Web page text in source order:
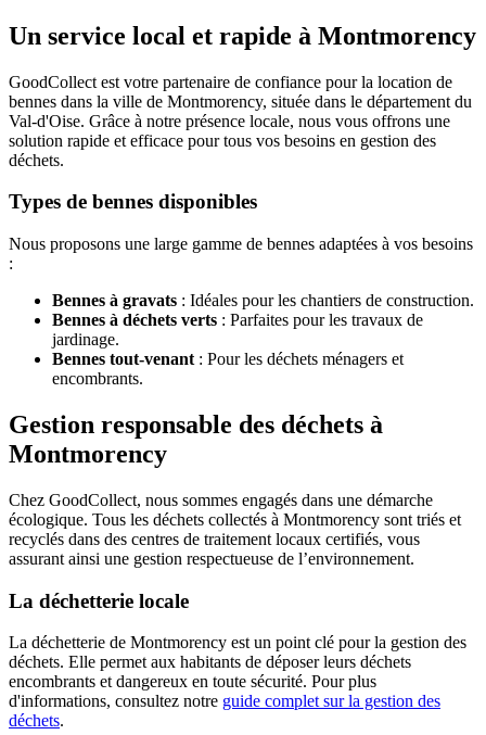
Un service local et rapide à Montmorency
GoodCollect est votre partenaire de confiance pour la location de
bennes dans la ville de Montmorency, située dans le département du
Val-d'Oise. Grâce à notre présence locale, nous vous offrons une
solution rapide et efficace pour tous vos besoins en gestion des
déchets.
Types de bennes disponibles
Nous proposons une large gamme de bennes adaptées à vos besoins
:
Bennes à gravats : Idéales pour les chantiers de construction.
Bennes à déchets verts : Parfaites pour les travaux de
jardinage.
Bennes tout-venant : Pour les déchets ménagers et
encombrants.
Gestion responsable des déchets à
Montmorency
Chez GoodCollect, nous sommes engagés dans une démarche
écologique. Tous les déchets collectés à Montmorency sont triés et
recyclés dans des centres de traitement locaux certifiés, vous
assurant ainsi une gestion respectueuse de l’environnement.
La déchetterie locale
La déchetterie de Montmorency est un point clé pour la gestion des
déchets. Elle permet aux habitants de déposer leurs déchets
encombrants et dangereux en toute sécurité. Pour plus
d'informations, consultez notre guide complet sur la gestion des
déchets.